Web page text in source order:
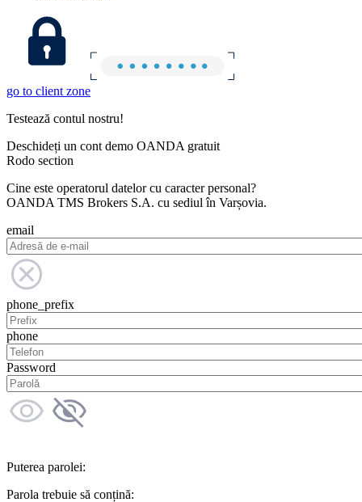
go to client zone
Testează contul nostru!
Deschideți un cont demo OANDA gratuit
Rodo section
Cine este operatorul datelor cu caracter personal?
OANDA TMS Brokers S.A. cu sediul în Varșovia.
email
phone_prefix
phone
Password
Puterea parolei:
Parola trebuie să conțină: